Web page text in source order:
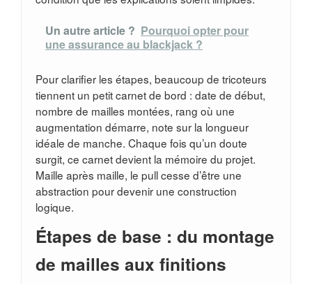
Un autre article ? Pourquoi opter pour
une assurance au blackjack ?
Pour clarifier les étapes, beaucoup de tricoteurs
tiennent un petit carnet de bord : date de début,
nombre de mailles montées, rang où une
augmentation démarre, note sur la longueur
idéale de manche. Chaque fois qu’un doute
surgit, ce carnet devient la mémoire du projet.
Maille après maille, le pull cesse d’être une
abstraction pour devenir une construction
logique.
Étapes de base : du montage
de mailles aux finitions